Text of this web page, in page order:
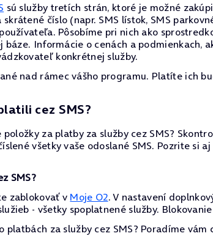
sú služby tretích strán, ktoré je možné
číslo (napr. SMS lístok, SMS
Pôsobíme pri nich ako
Informácie o cenách a podmienkach,
konkrétnej služby.
nad rámec vášho programu. Platíte ich
cez SMS?
za platby za služby cez SMS?
všetky vaše odoslané SMS. Pozrite si
SMS?
zablokovať v Moje O2. V nastavení
- všetky spoplatnené služby.
za služby cez SMS? Poradíme vám